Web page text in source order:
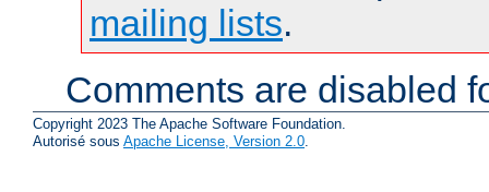
mailing lists.
Comments are disabled
Copyright 2023 The Apache Software Foundation.
Autorisé sous Apache License, Version 2.0.